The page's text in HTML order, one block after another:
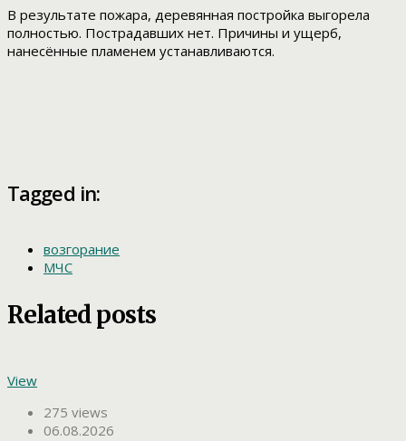
В результате пожара, деревянная постройка выгорела
полностью. Пострадавших нет. Причины и ущерб,
нанесённые пламенем устанавливаются.
Tagged in:
возгорание
МЧС
Related posts
View
275 views
06.08.2026